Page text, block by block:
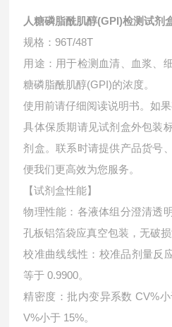
人糖磷脂酰肌醇(GPI)检测试剂
规格：96T/48T
用途：用于检测血清、血浆、
糖磷脂酰肌醇(GPI)的浓度。
使用前请仔细阅读说明书。如
具体保质期请见试剂盒外包装
剂盒。联系时请提供产品货号
便我们更高效为您服务。
【试剂盒性能】
物理性能：各液体组分澄清透
孔板铝箔袋应真空包装，无破损
校准曲线线性：校准品剂量反
等于 0.9900。
精密度：批内变异系数 CV%
V%小于 15%。